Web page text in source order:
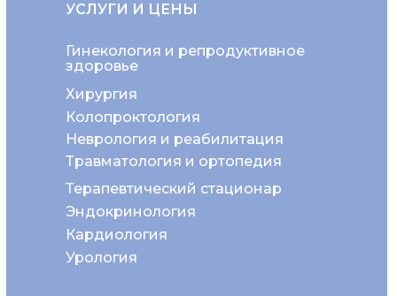
Неврология и реабилитация
Колопроктология
Хирургия
Гинекология и репродуктивное
здоровье
Травматология и ортопедия
Эндокринология
Терапевтический стационар
Кардиология
Урология
УСЛУГИ И ЦЕНЫ